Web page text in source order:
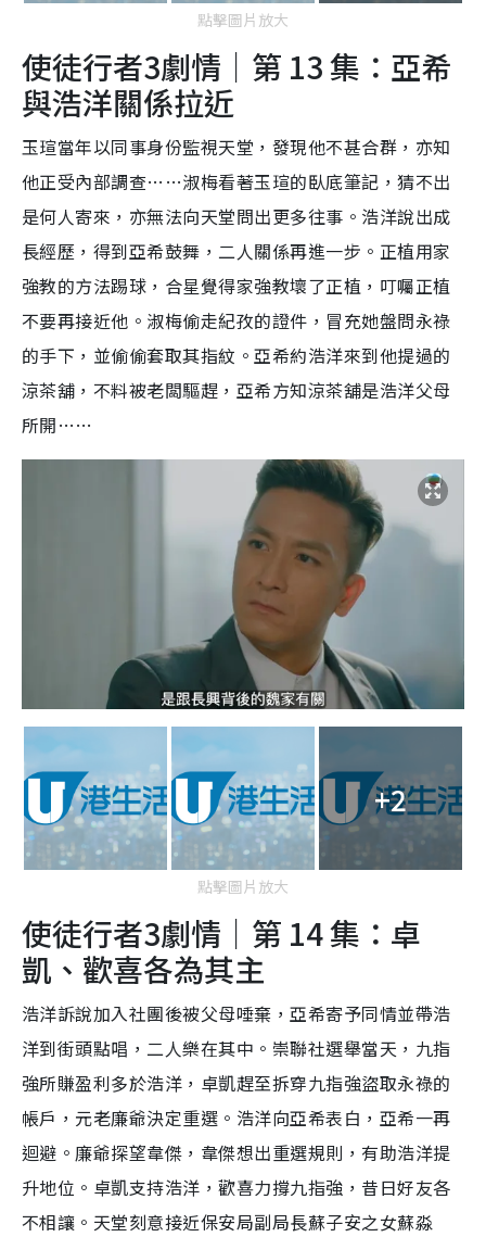
點擊圖片放大
使徒行者3劇情｜第 13 集：亞希
與浩洋關係拉近
玉瑄當年以同事身份監視天堂，發現他不甚合群，亦知
他正受內部調查……淑梅看著玉瑄的臥底筆記，猜不出
是何人寄來，亦無法向天堂問出更多往事。浩洋說出成
長經歷，得到亞希鼓舞，二人關係再進一步。正植用家
強教的方法踢球，合星覺得家強教壞了正植，叮囑正植
不要再接近他。淑梅偷走紀孜的證件，冒充她盤問永祿
的手下，並偷偷套取其指紋。亞希約浩洋來到他提過的
涼茶舖，不料被老闆驅趕，亞希方知涼茶舖是浩洋父母
所開……
+2
點擊圖片放大
使徒行者3劇情｜第 14 集：卓
凱、歡喜各為其主
浩洋訴說加入社團後被父母唾棄，亞希寄予同情並帶浩
洋到街頭點唱，二人樂在其中。崇聯社選舉當天，九指
強所賺盈利多於浩洋，卓凱趕至拆穿九指強盜取永祿的
帳戶，元老廉爺決定重選。浩洋向亞希表白，亞希一再
迴避。廉爺探望韋傑，韋傑想出重選規則，有助浩洋提
升地位。卓凱支持浩洋，歡喜力撐九指強，昔日好友各
不相讓。天堂刻意接近保安局副局長蘇子安之女蘇淼